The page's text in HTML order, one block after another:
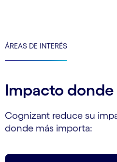
ÁREAS DE INTERÉS
Impacto
Cognizant reduce su
donde más importa: